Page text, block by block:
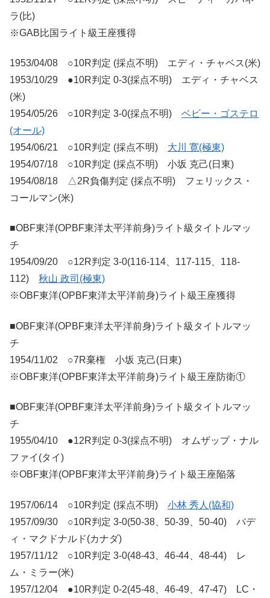
ラ(比)
※GAB比国ライト級王座獲得
1953/04/08 ○10R判定 (採点不明) エディ・チャベス(米)
1953/10/29 ●10R判定 0-3(採点不明) エディ・チャベス
(米)
1954/05/26 ○10R判定 3-0(採点不明) ベビー・ゴステロ
(オール)
1954/06/21 ○10R判定 (採点不明) 大川 寛(極東)
1954/07/18 ○10R判定 (採点不明) 小坂 克己(日東)
1954/08/18 △2R負傷判定 (採点不明) フェリックス・
コールマン(米)
■OBF東洋(OPBF東洋太平洋前身)ライト級タイトルマッ
チ
1954/09/20 ○12R判定 3-0(116-114、117-115、118-
112) 秋山 政司(極東)
※OBF東洋(OPBF東洋太平洋前身)ライト級王座獲得
■OBF東洋(OPBF東洋太平洋前身)ライト級タイトルマッ
チ
1954/11/02 ○7R棄権 小坂 克己(日東)
※OBF東洋(OPBF東洋太平洋前身)ライト級王座防衛①
■OBF東洋(OPBF東洋太平洋前身)ライト級タイトルマッ
チ
1955/04/10 ●12R判定 0-3(採点不明) オムザップ・ナル
ファイ(タイ)
※OBF東洋(OPBF東洋太平洋前身)ライト級王座陥落
1957/06/14 ○10R判定 (採点不明) 小林 秀人(協和)
1957/09/30 ○10R判定 3-0(50-38、50-39、50-40) バデ
ィ・マクドナルド(カナダ)
1957/11/12 ○10R判定 3-0(48-43、46-44、48-44) レ
ム・ミラー(米)
1957/12/04 ●10R判定 0-2(45-48、46-49、47-47) LC・